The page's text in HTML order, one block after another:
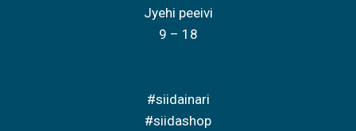
Jyehi peeivi
9 – 18
#siidainari
#siidashop